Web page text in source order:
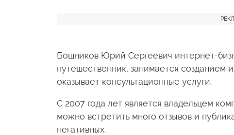
Бошников Юрий Сергеевич интернет-
путешественник, занимается созданием
оказывает консультационные услуги.
С 2007 года лет является владельцем
можно встретить много отзывов и
негативных.